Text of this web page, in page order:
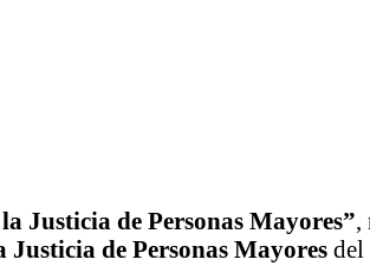
la Justicia de Personas Mayores”,
de Personas Mayores del